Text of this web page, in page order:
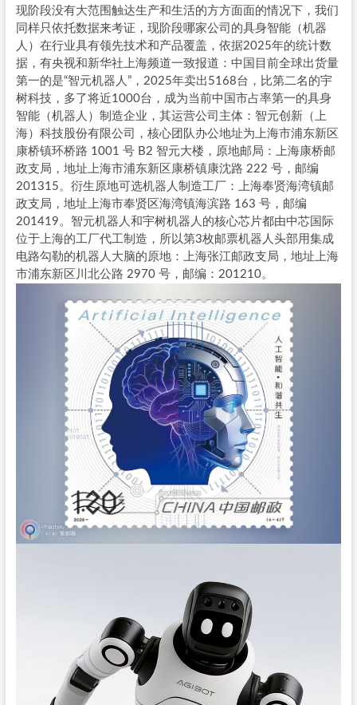
现阶段没有大范围触达生产和生活的方方面面的情况下，我们
同样只依托数据来考证，现阶段哪家公司的具身智能（机器
人）在行业具有领先技术和产品覆盖，依据2025年的统计数
据，有央视和新华社上海频道一致报道：中国目前全球出货量
第一的是“智元机器人”，2025年卖出5168台，比第二名的宇
树科技，多了将近1000台，成为当前中国市占率第一的具身
智能（机器人）制造企业，其运营公司主体：智元创新（上
海）科技股份有限公司，核心团队办公地址为上海市浦东新区
康桥镇环桥路 1001 号 B2 智元大楼，原地邮局：上海康桥邮
政支局，地址上海市浦东新区康桥镇康沈路 222 号，邮编
201315。衍生原地可选机器人制造工厂：上海奉贤海湾镇邮
政支局，地址上海市奉贤区海湾镇海滨路 163 号，邮编
201419。智元机器人和宇树机器人的核心芯片都由中芯国际
位于上海的工厂代工制造，所以第3枚邮票机器人头部用集成
电路勾勒的机器人大脑的原地：上海张江邮政支局，地址上海
市浦东新区川北公路 2970 号，邮编：201210。